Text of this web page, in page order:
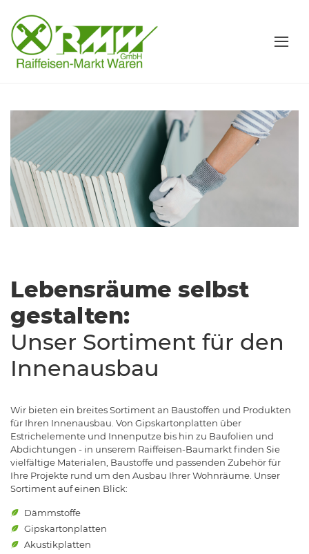
Lebensräume selbst
gestalten:
Unser Sortiment für den
Innenausbau
Wir bieten ein breites Sortiment an Baustoffen und Produkten
für Ihren Innenausbau. Von Gipskartonplatten über
Estrichelemente und Innenputze bis hin zu Baufolien und
Abdichtungen - in unserem Raiffeisen-Baumarkt finden Sie
vielfältige Materialen, Baustoffe und passenden Zubehör für
Ihre Projekte rund um den Ausbau Ihrer Wohnräume. Unser
Sortiment auf einen Blick:
Dämmstoffe
Gipskartonplatten
Akustikplatten